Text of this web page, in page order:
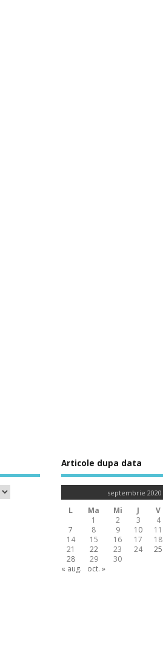
Articole dupa data
septembrie 2020
L Ma Mi J V
1
2 3 4
7
8 9 10 11
14
15 16 17 18
21
22 23 24 25
28
29
30
« aug.
oct. »